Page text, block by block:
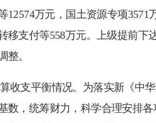
12574万元，国土资源专项3571
移支付等558万元。上级提前下
整。
收支平衡情况。 为落实新《中
数，统筹财力，科学合理安排